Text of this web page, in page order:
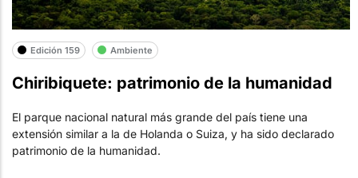
Edición 159 Ambiente
Chiribiquete: patrimonio de la humanidad
El parque nacional natural más grande del país tiene una
extensión similar a la de Holanda o Suiza, y ha sido declarado
patrimonio de la humanidad.